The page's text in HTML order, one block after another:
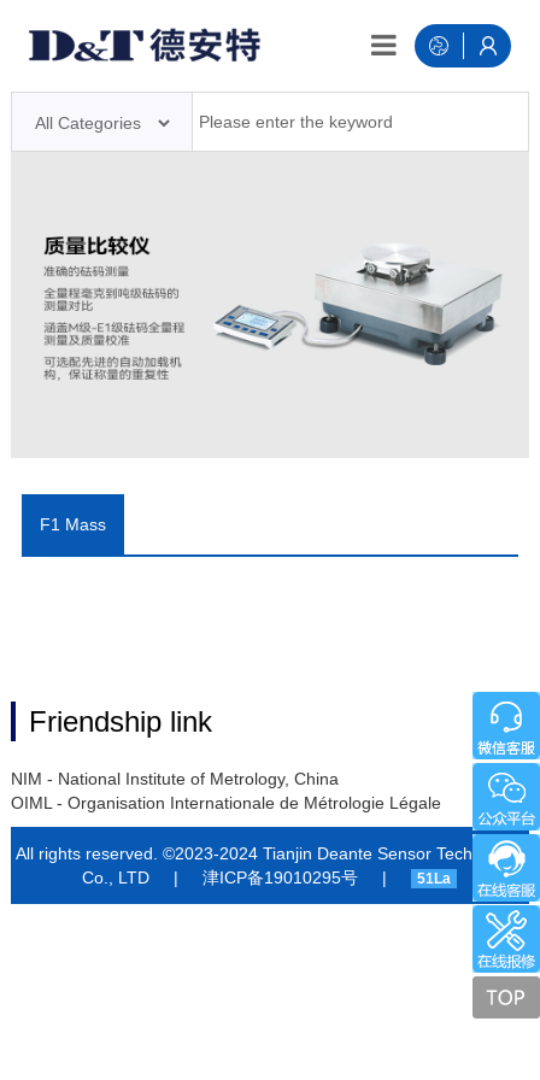
F1 Mass
Friendship link
NIM - National Institute of Metrology, China
OIML - Organisation Internationale de Métrologie Légale
All rights reserved. ©2023-2024 Tianjin Deante Sensor Technology
Co., LTD
|津ICP备19010295号 | 51La